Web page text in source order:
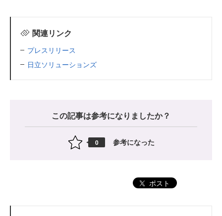
関連リンク
プレスリリース
日立ソリューションズ
この記事は参考になりましたか？
0 参考になった
ポスト